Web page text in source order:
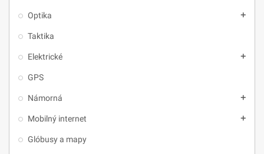
Optika add
Taktika
Elektrické add
GPS
Námorná add
Mobilný internet add
Glóbusy a mapy